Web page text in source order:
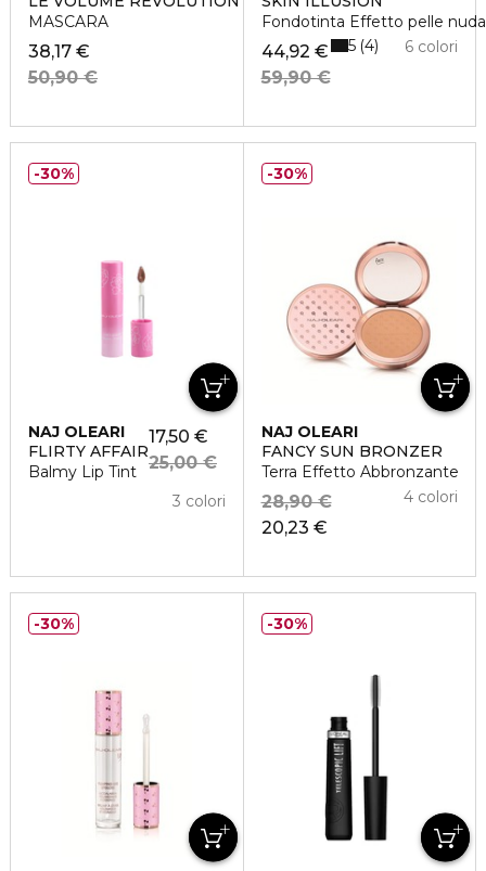
MASCARA
38,17 €
50,90 €
Fondotinta Effetto pelle
44,92 €
59,90 €
6 colori
5 4
NAJ OLEARI
FLIRTY AFFAIR
Balmy Lip Tint
17,50 €
25,00 €
3 colori
30%
NAJ OLEARI
FANCY SUN BRONZER
Terra Effetto Abbronzante
20,23 €
28,90 € 4 colori
30%
30% 30%